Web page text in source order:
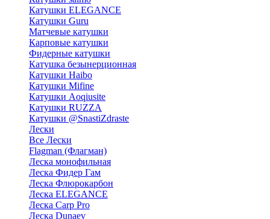
Катушки ELEGANCE
Катушки Guru
Матчевые катушки
Карповые катушки
Фидерные катушки
Катушка безынерционная
Катушки Haibo
Катушки Mifine
Катушки Aoqiusite
Катушки RUZZA
Катушки @SnastiZdraste
Лески
Все Лески
Flagman (Флагман)
Леска монофильная
Леска Фидер Гам
Леска Флюрокарбон
Леска ELEGANCE
Леска Carp Pro
Леска Dunaev